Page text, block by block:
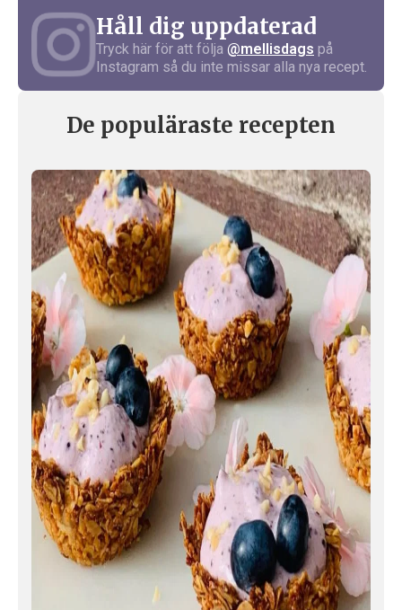
Håll dig uppdaterad
Tryck här för att följa @mellisdags på
Instagram så du inte missar alla nya recept.
De populäraste recepten